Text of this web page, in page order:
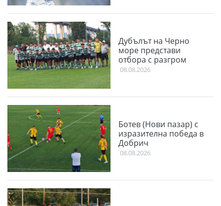
Дубълът на Черно
море представи
отбора с разгром
08.08.2026
Ботев (Нови пазар) с
изразителна победа в
Добрич
08.08.2026